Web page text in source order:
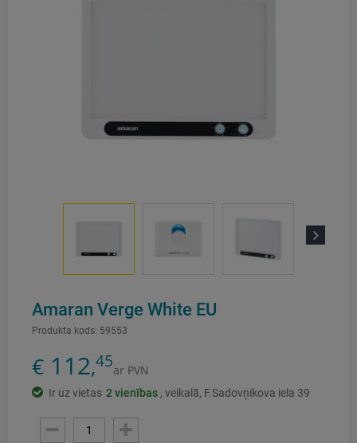
Amaran Verge White EU
Produkta kods: 59553
€ 112,45ar PVN
Ir uz vietas 2 vienības , veikalā, F.Sadovņikova iela 39